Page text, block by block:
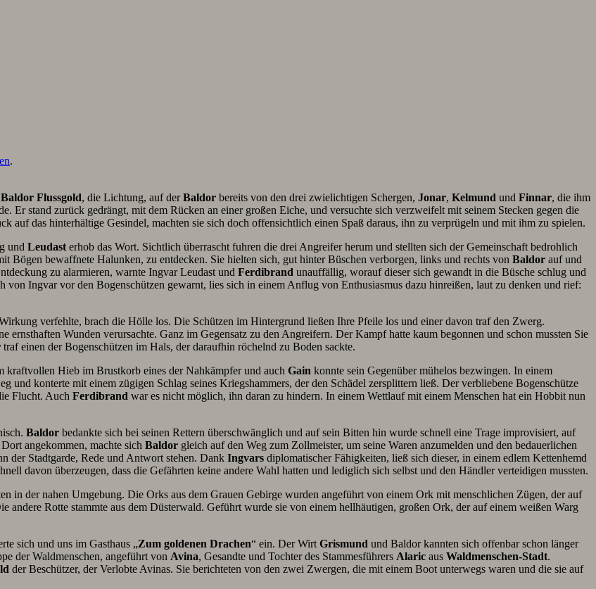
.
Baldor Flussgold, die Lichtung, auf derBaldor bereits von den drei zwielichtigen Schergen, Jonar, Kelmund und Finnar, die ihm
Er stand zurück gedrängt, mit dem Rücken an einer großen Eiche, und versuchte sich verzweifelt mit seinem Stecken gegen die
auf das hinterhältige Gesindel, machten sie sich doch offensichtlich einen Spaß daraus, ihn zu verprügeln und mit ihm zu spielen.
und Leudast erhob das Wort. Sichtlich überrascht fuhren die drei Angreifer herum und stellten sich der Gemeinschaft bedrohlich
Bögen bewaffnete Halunken, zu entdecken. Sie hielten sich, gut hinter Büschen verborgen, links und rechts von Baldor auf und
zu alarmieren, warnte Ingvar Leudast und Ferdibrand unauffällig, worauf dieser sich gewandt in die Büsche schlug und
von Ingvar vor den Bogenschützen gewarnt, lies sich in einem Anflug von Enthusiasmus dazu hinreißen, laut zu denken und rief:
verfehlte, brach die Hölle los. Die Schützen im Hintergrund ließen Ihre Pfeile los und einer davon traf den Zwerg.
ernsthaften Wunden verursachte. Ganz im Gegensatz zu den Angreifern. Der Kampf hatte kaum begonnen und schon mussten Sie
traf einen der Bogenschützen im Hals, der daraufhin röchelnd zu Boden sackte.
kraftvollen Hieb im Brustkorb eines der Nahkämpfer und auch Gain konnte sein Gegenüber mühelos bezwingen. In einem
und konterte mit einem zügigen Schlag seines Kriegshammers, der den Schädel zersplittern ließ. Der verbliebene Bogenschütze
Flucht. Auch Ferdibrand war es nicht möglich, ihn daran zu hindern. In einem Wettlauf mit einem Menschen hat ein Hobbit nun
Baldor bedankte sich bei seinen Rettern überschwänglich und auf sein Bitten hin wurde schnell eine Trage improvisiert, auf
angekommen, machte sich Baldor gleich auf den Weg zum Zollmeister, um seine Waren anzumelden und den bedauerlichen
der Stadtgarde, Rede und Antwort stehen. Dank Ingvars diplomatischer Fähigkeiten, ließ sich dieser, in einem edlem Kettenhemd
davon überzeugen, dass die Gefährten keine andere Wahl hatten und lediglich sich selbst und den Händler verteidigen mussten.
in der nahen Umgebung. Die Orks aus dem Grauen Gebirge wurden angeführt von einem Ork mit menschlichen Zügen, der auf
andere Rotte stammte aus dem Düsterwald. Geführt wurde sie von einem hellhäutigen, großen Ork, der auf einem weißen Warg
sich und uns im Gasthaus „Zum goldenen Drachen“ ein. Der Wirt Grismund und Baldor kannten sich offenbar schon länger
der Waldmenschen, angeführt von Avina, Gesandte und Tochter des Stammesführers Alaric aus Waldmenschen-Stadt.
der Beschützer, der Verlobte Avinas. Sie berichteten von den zwei Zwergen, die mit einem Boot unterwegs waren und die sie auf